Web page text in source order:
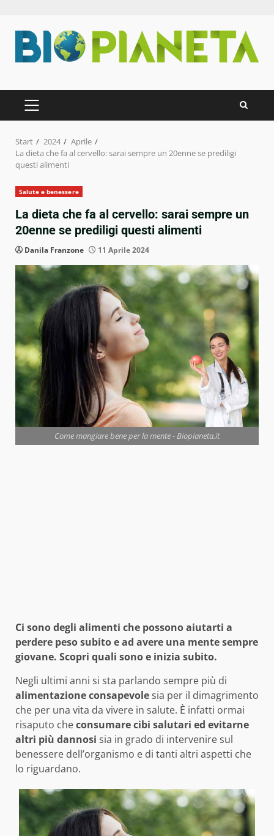
Inhalt
springen
PRIMÄRES
MENÜ
Start 2024
Aprile
La dieta che fa al cervello: sarai sempre un 20enne se prediligi
questi alimenti
Salute e benessere
La dieta che fa al cervello: sarai sempre un
20enne se prediligi questi alimenti
Danila Franzone 11 Aprile 2024
Come mangiare bene per la mente - Biopianeta.it
Ci sono degli alimenti che possono aiutarti a
perdere peso subito e ad avere una mente sempre
giovane. Scopri quali sono e inizia subito.
Negli ultimi anni si sta parlando sempre più di
alimentazioneconsapevolesia per il dimagrimento
che per una vita da vivere in salute. È infatti ormai
risaputo checonsumare cibi salutari ed evitarne
altri più dannosi sia in grado di intervenire sul
benessere dell’organismo e di tanti altri aspetti che
lo riguardano.